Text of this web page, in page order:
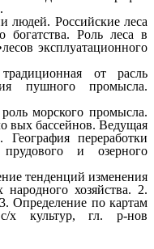
людей. Российские леса
богатства. Роль леса в
эксплуатационного
от расль
пушного промысла.
морского промысла.
вых бассейнов. Ведущая
География переработки
и озерного
тенденций изменения
хозяйства. 2.
Определение по картам
х культур, гл. р-нов